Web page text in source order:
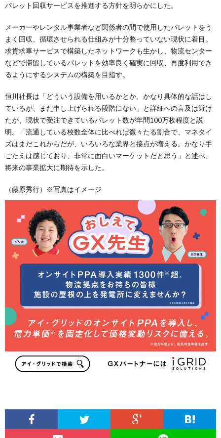
パレット回収サービスを推進する方針を明らかにした。
メーカーやレンタル事業者など関係者の間で使用したパレットをう
まく回収、循環させられる仕組みが十分整っていない現状に着目。
求貨求車サービスで構築したネットワークも生かし、物流センター
などで滞留しているパレットを効率良く確実に回収、再度利用でき
るようにするシステムの構築を目指す。
恒川社長は「どういう設備を用いるかとか、かなり具体的な話はし
ているが、まだ申し上げられる段階にない」と詳細への言及は避け
たが、現状で受注できているパレット数が年間100万枚程度と説
明。「流通している枚数全体に比べれば微々たる割合で、マネタイ
ズはまだこれからだが、いろいろな業界と接点が増える。かなり手
ごたえは感じており、非常に面白いマーケットだと思う」と述べ、
将来の事業拡大に期待を示した。
（藤原秀行）※写真はイメージ